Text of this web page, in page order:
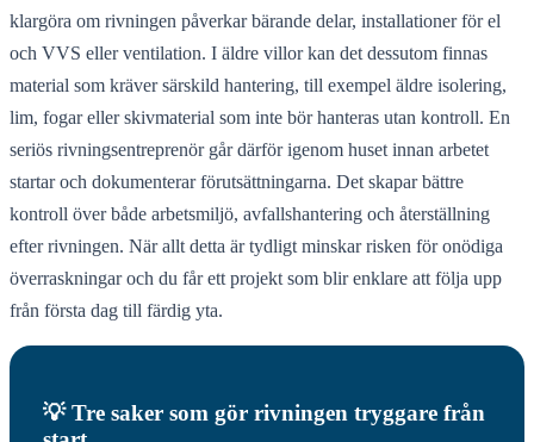
klargöra om rivningen påverkar bärande delar, installationer för el
och VVS eller ventilation. I äldre villor kan det dessutom finnas
material som kräver särskild hantering, till exempel äldre isolering,
lim, fogar eller skivmaterial som inte bör hanteras utan kontroll. En
seriös rivningsentreprenör går därför igenom huset innan arbetet
startar och dokumenterar förutsättningarna. Det skapar bättre
kontroll över både arbetsmiljö, avfallshantering och återställning
efter rivningen. När allt detta är tydligt minskar risken för onödiga
överraskningar och du får ett projekt som blir enklare att följa upp
från första dag till färdig yta.
💡 Tre saker som gör rivningen tryggare från